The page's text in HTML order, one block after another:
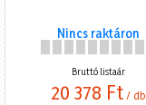
Nincs raktáron
Bruttó listaár
20 378 Ft / db